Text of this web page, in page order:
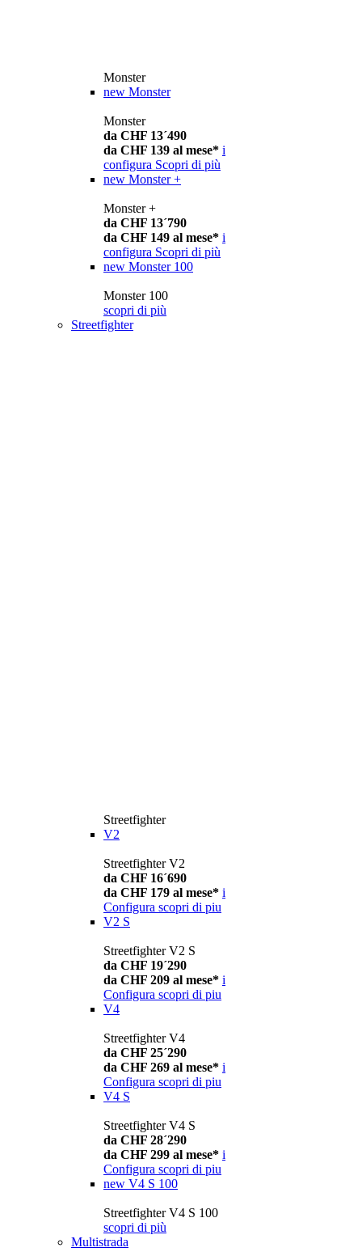
Monster
new Monster
Monster
da CHF 13´490
da CHF 139 al mese* i
configura Scopri di più
new Monster +
Monster +
da CHF 13´790
da CHF 149 al mese* i
configura Scopri di più
new Monster 100
Monster 100
scopri di più
Streetfighter
Streetfighter
V2
Streetfighter V2
da CHF 16´690
da CHF 179 al mese* i
Configura scopri di piu
V2 S
Streetfighter V2 S
da CHF 19´290
da CHF 209 al mese* i
Configura scopri di piu
V4
Streetfighter V4
da CHF 25´290
da CHF 269 al mese* i
Configura scopri di piu
V4 S
Streetfighter V4 S
da CHF 28´290
da CHF 299 al mese* i
Configura scopri di piu
new V4 S 100
Streetfighter V4 S 100
scopri di più
Multistrada